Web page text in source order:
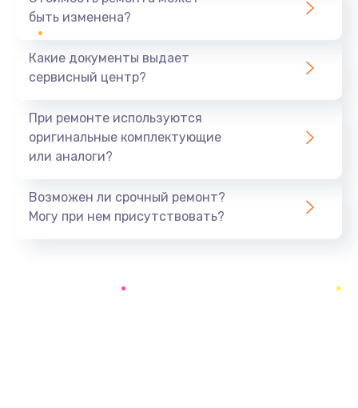
Замена шлейфа матрицы
Замена термопасты
Заказать
быть изменена?
Какие документы выдает
сервисный центр?
При ремонте используются
оригинальные комплектующие
или аналоги?
Возможен ли срочный ремонт?
Могу при нем присутствовать?